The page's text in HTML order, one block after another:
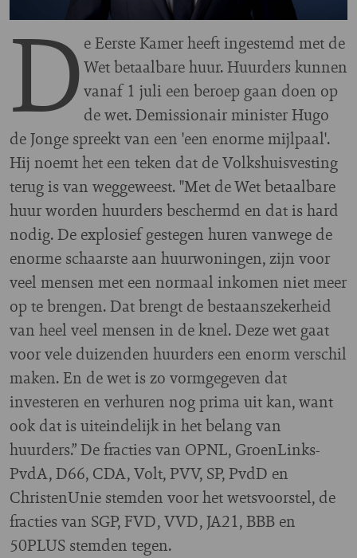
D e Eerste Kamer heeft ingestemd met de
Wet betaalbare huur. Huurders kunnen
vanaf 1 juli een beroep gaan doen op
de wet. Demissionair minister Hugo
de Jonge spreekt van een 'een enorme mijlpaal'.
Hij noemt het een teken dat de Volkshuisvesting
terug is van weggeweest. "Met de Wet betaalbare
huur worden huurders beschermd en dat is hard
nodig. De explosief gestegen huren vanwege de
enorme schaarste aan huurwoningen, zijn voor
veel mensen met een normaal inkomen niet meer
op te brengen. Dat brengt de bestaanszekerheid
van heel veel mensen in de knel. Deze wet gaat
voor vele duizenden huurders een enorm verschil
maken. En de wet is zo vormgegeven dat
investeren en verhuren nog prima uit kan, want
ook dat is uiteindelijk in het belang van
huurders.” De fracties van OPNL, GroenLinks-
PvdA, D66, CDA, Volt, PVV, SP, PvdD en
ChristenUnie stemden voor het wetsvoorstel, de
fracties van SGP, FVD, VVD, JA21, BBB en
50PLUS stemden tegen.